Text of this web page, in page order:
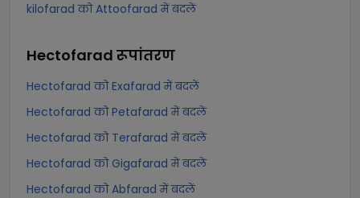
kilofarad को Attoofarad में बदलें
Hectofarad रूपांतरण
Hectofarad को Exafarad में बदलें
Hectofarad को Petafarad में बदलें
Hectofarad को Terafarad में बदलें
Hectofarad को Gigafarad में बदलें
Hectofarad को Abfarad में बदलें